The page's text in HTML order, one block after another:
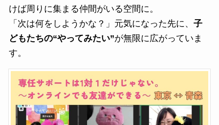
けば周りに集まる仲間がいる空間に。
「次は何をしようかな？」元気になった先に、 子
どもたちの“やってみたい”が無限に広がっていま
す。